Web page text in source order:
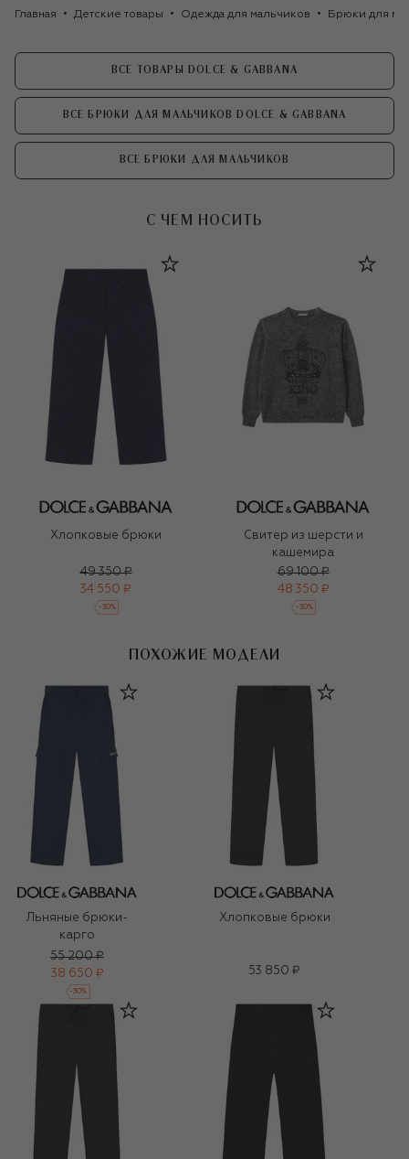
Главная Детские товары Одежда для мальчиков Брюки для
ВСЕ ТОВАРЫ DOLCE & GABBANA
ВСЕ БРЮКИ ДЛЯ МАЛЬЧИКОВ DOLCE & GABBANA
ВСЕ БРЮКИ ДЛЯ МАЛЬЧИКОВ
С ЧЕМ НОСИТЬ
Хлопковые брюки
49 350 ₽
34 550 ₽
-30%
Свитер из шерсти и
кашемира
69 100 ₽
48 350 ₽
-30%
ПОХОЖИЕ МОДЕЛИ
Льняные брюки-
карго
55 200 ₽
38 650 ₽
-30%
Хлопковые брюки
53 850 ₽